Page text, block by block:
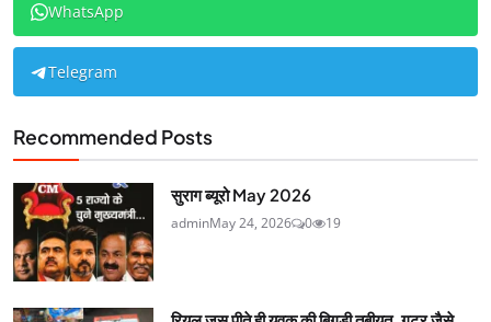
WhatsApp
Telegram
Recommended Posts
सुराग ब्यूरो May 2026
adminMay 24, 2026 0 19